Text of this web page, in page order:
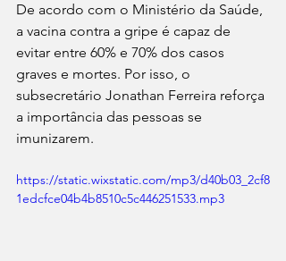
De acordo com o Ministério da Saúde,
a vacina contra a gripe é capaz de
evitar entre 60% e 70% dos casos
graves e mortes. Por isso, o
subsecretário Jonathan Ferreira reforça
a importância das pessoas se
imunizarem.
https://static.wixstatic.com/mp3/d40b03_2cf8
1edcfce04b4b8510c5c446251533.mp3